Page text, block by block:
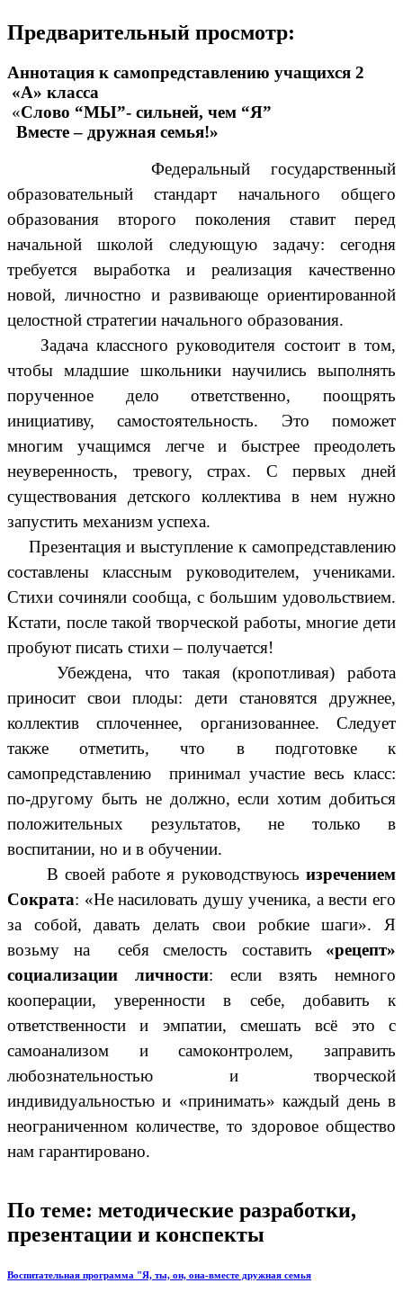
Предварительный просмотр:
Аннотация к самопредставлению учащихся 2
«А» класса
«Слово “МЫ”- сильней, чем “Я”
Вместе – дружная семья!»
Федеральный государственный
образовательный стандарт начального общего
образования второго поколения ставит перед
начальной школой следующую задачу: сегодня
требуется выработка и реализация качественно
новой, личностно и развивающе ориентированной
целостной стратегии начального образования.
Задача классного руководителя состоит в том,
чтобы младшие школьники научились выполнять
порученное дело ответственно, поощрять
инициативу, самостоятельность. Это поможет
многим учащимся легче и быстрее преодолеть
неуверенность, тревогу, страх. С первых дней
существования детского коллектива в нем нужно
запустить механизм успеха.
Презентация и выступление к самопредставлению
составлены классным руководителем, учениками.
Стихи сочиняли сообща, с большим удовольствием.
Кстати, после такой творческой работы, многие дети
пробуют писать стихи – получается!
Убеждена, что такая (кропотливая) работа
приносит свои плоды: дети становятся дружнее,
коллектив сплоченнее, организованнее. Следует
также отметить, что в подготовке к
самопредставлению принимал участие весь класс:
по-другому быть не должно, если хотим добиться
положительных результатов, не только в
воспитании, но и в обучении.
В своей работе я руководствуюсь изречением
Сократа: «Не насиловать душу ученика, а вести его
за собой, давать делать свои робкие шаги». Я
возьму на себя смелость составить «рецепт»
социализации личности: если взять немного
кооперации, уверенности в себе, добавить к
ответственности и эмпатии, смешать всё это с
самоанализом и самоконтролем, заправить
любознательностью и творческой
индивидуальностью и «принимать» каждый день в
неограниченном количестве, то здоровое общество
нам гарантировано.
По теме: методические разработки,
презентации и конспекты
Воспитательная программа "Я, ты, он, она-вместе дружная семья